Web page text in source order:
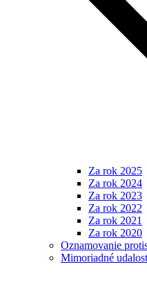
Za rok 2025
Za rok 2024
Za rok 2023
Za rok 2022
Za rok 2021
Za rok 2020
Oznamovanie
Mimoriadné